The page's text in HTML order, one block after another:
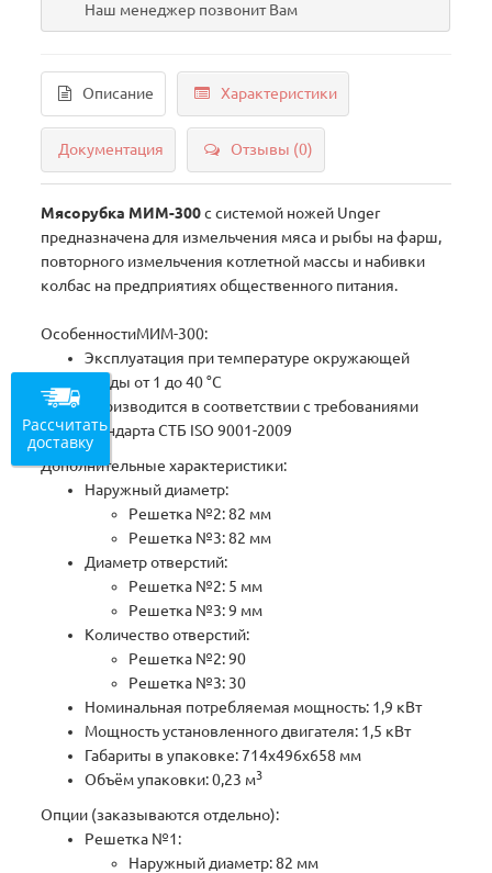
Наш менеджер позвонит Вам
Описание Характеристики
Документация Отзывы (0)
Мясорубка МИМ-300с системой ножей Unger
предназначена для измельчения мяса и рыбы на фарш,
повторного измельчения котлетной массы и набивки
колбас на предприятиях общественного питания.
ОсобенностиМИМ-300:
Эксплуатация при температуре окружающей
среды от 1 до 40 °С
Производится в соответствии с требованиями
стандарта СТБ ISO 9001-2009
Дополнительные характеристики:
Наружный диаметр:
Решетка №2: 82 мм
Решетка №3: 82 мм
Диаметр отверстий:
Решетка №2: 5 мм
Решетка №3: 9 мм
Количество отверстий:
Решетка №2: 90
Решетка №3: 30
Номинальная потребляемая мощность: 1,9 кВт
Мощность установленного двигателя: 1,5 кВт
Габариты в упаковке: 714х496х658 мм
Объём упаковки: 0,23 м3
Опции (заказываются отдельно):
Решетка №1:
Наружный диаметр: 82 мм
Рассчитать
доставку